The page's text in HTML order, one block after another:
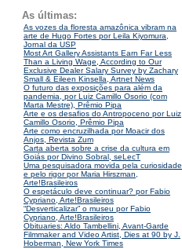
As últimas:
As vozes da floresta amazônica vibram na
arte de Hugo Fortes por Leila Kiyomura,
Jornal da USP
Most Art Gallery Assistants Earn Far Less
Than a Living Wage, According to Our
Exclusive Dealer Salary Survey by Zachary
Small & Eileen Kinsella, Artnet News
O futuro das exposições para além da
pandemia, por Luiz Camillo Osorio (com
Marta Mestre), Prêmio Pipa
Arte e os desafios do Antropoceno por Luiz
Camillo Osorio, Prêmio Pipa
Arte como encruzilhada por Moacir dos
Anjos, Revista Zum
Carta aberta sobre a crise da cultura em
Goiás por Divino Sobral, seLecT
Uma pesquisadora movida pela curiosidade
e pelo rigor por Maria Hirszman,
Arte!Brasileiros
O espetáculo deve continuar? por Fabio
Cypriano, Arte!Brasileiros
“Desverticalizar” o museu por Fabio
Cypriano, Arte!Brasileiros
Obituaries: Aldo Tambellini, Avant-Garde
Filmmaker and Video Artist, Dies at 90 by J.
Hoberman, New York Times